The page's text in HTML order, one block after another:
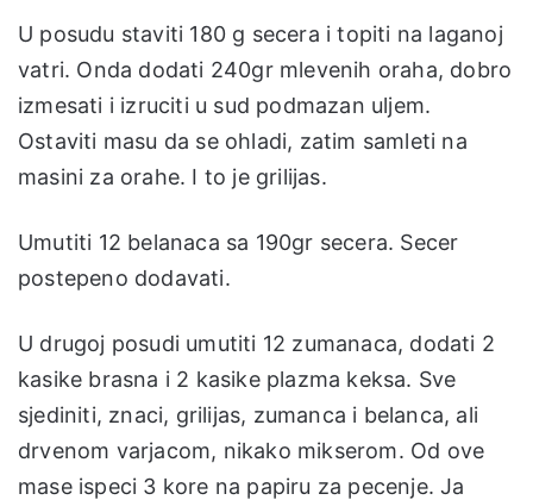
U posudu staviti 180 g secera i topiti na laganoj
vatri. Onda dodati 240gr mlevenih oraha, dobro
izmesati i izruciti u sud podmazan uljem.
Ostaviti masu da se ohladi, zatim samleti na
masini za orahe. I to je grilijas.
Umutiti 12 belanaca sa 190gr secera. Secer
postepeno dodavati.
U drugoj posudi umutiti 12 zumanaca, dodati 2
kasike brasna i 2 kasike plazma keksa. Sve
sjediniti, znaci, grilijas, zumanca i belanca, ali
drvenom varjacom, nikako mikserom. Od ove
mase ispeci 3 kore na papiru za pecenje. Ja